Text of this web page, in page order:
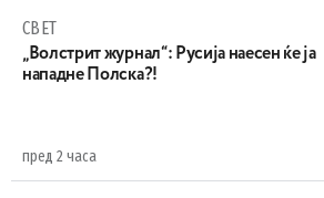
СВЕТ
„Волстрит журнал“: Русија наесен ќе ја
нападне Полска?!
пред 2 часа